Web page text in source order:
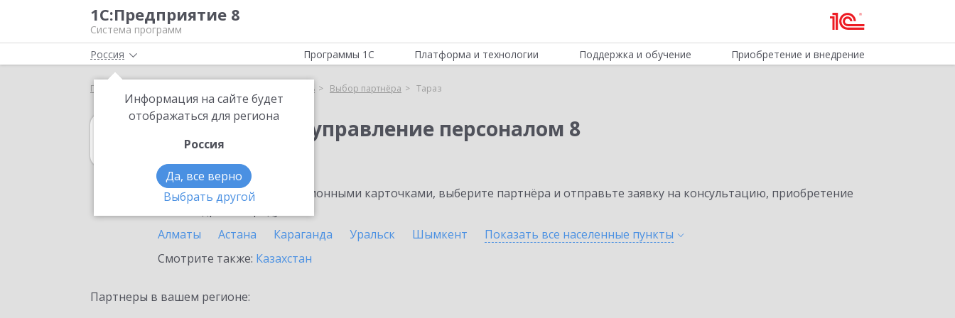
1С:Предприятие 8
Система программ
Россия
Информация на сайте будет
отображаться для региона
Россия
Да, все верно
Выбрать другой
Программы 1С Платформа и технологии Поддержка и обучение Приобретение и внедрение
Главная 1С:Зарплата и управление персоналом 8 Выбор партнёра Тараз
1С:Зарплата и управление персоналом 8
в Таразе
Ознакомьтесь с информационными карточками, выберите партнёра и отправьте заявку на консультацию, приобретение
Алматы
Астана Караганда Уральск Шымкент Показать все населенные пункты
Смотрите также: Казахстан
Партнеры в вашем регионе: